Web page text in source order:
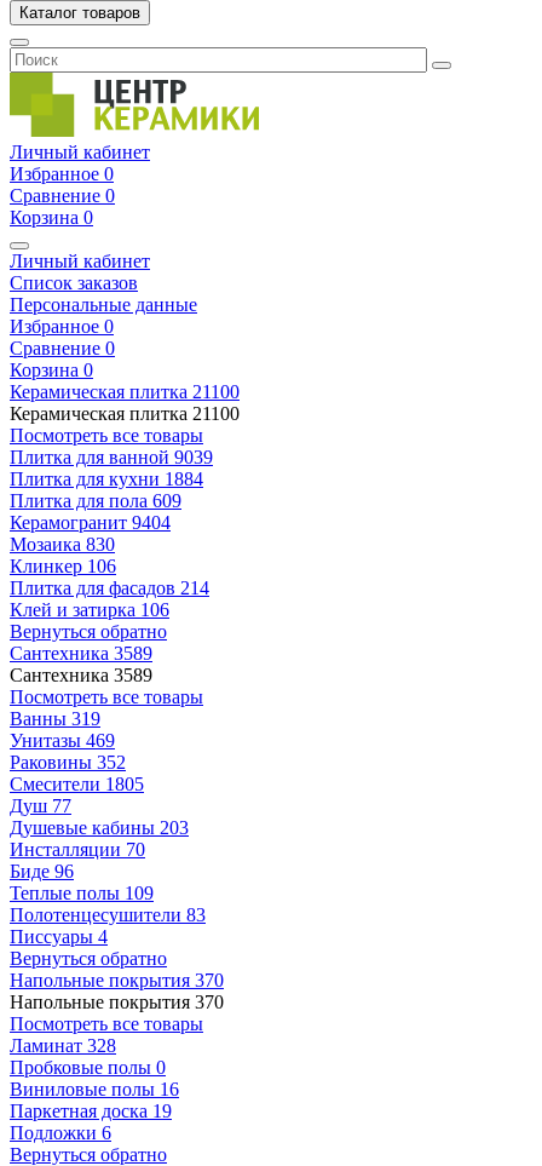
Каталог товаров
Личный кабинет
Избранное 0
Сравнение 0
Корзина 0
Личный кабинет
Список заказов
Персональные данные
Избранное 0
Сравнение 0
Корзина 0
Керамическая плитка 21100
Керамическая плитка 21100
Посмотреть все товары
Плитка для ванной 9039
Плитка для кухни 1884
Плитка для пола 609
Керамогранит 9404
Мозаика 830
Клинкер 106
Плитка для фасадов 214
Клей и затирка 106
Вернуться обратно
Сантехника 3589
Сантехника 3589
Посмотреть все товары
Ванны 319
Унитазы 469
Раковины 352
Смесители 1805
Душ 77
Душевые кабины 203
Инсталляции 70
Биде 96
Теплые полы 109
Полотенцесушители 83
Писсуары 4
Вернуться обратно
Напольные покрытия 370
Напольные покрытия 370
Посмотреть все товары
Ламинат 328
Пробковые полы 0
Виниловые полы 16
Паркетная доска 19
Подложки 6
Вернуться обратно